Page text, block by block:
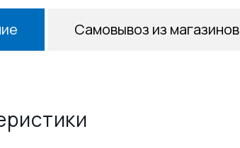
Самовывоз из магазинов